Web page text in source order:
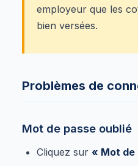
employeur que les
bien versées.
Problèmes de
Mot de passe oublié
Cliquez sur « Mot de